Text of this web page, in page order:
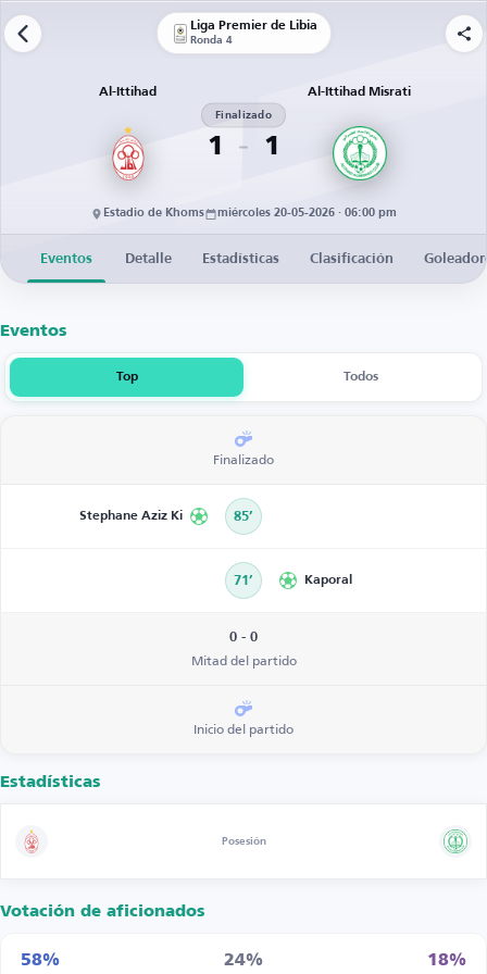
Liga Premier de Libia
Ronda 4
Al-Ittihad
1
Finalizado
1
Al-Ittihad Misrati
Estadio de Khoms miércoles 20-05-2026 · 06:00 pm
Eventos Detalle Estadísticas Clasificación
Eventos
Top Todos
Finalizado
Stephane Aziz Ki 85’
71’ Kaporal
0 - 0
Mitad del partido
Inicio del partido
Estadísticas
Posesión
Votación de aficionados
58% 24% 18%